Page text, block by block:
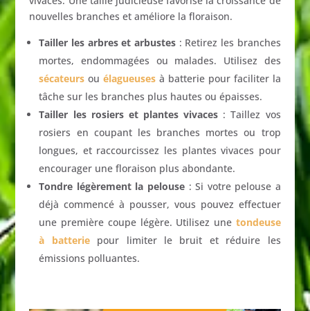
nouvelles branches et améliore la floraison.
Tailler les arbres et arbustes : Retirez les branches
mortes, endommagées ou malades. Utilisez des
sécateurs ouélagueuses à batterie pour faciliter la
tâche sur les branches plus hautes ou épaisses.
Tailler les rosiers et plantes vivaces : Taillez vos
rosiers en coupant les branches mortes ou trop
longues, et raccourcissez les plantes vivaces pour
encourager une floraison plus abondante.
Tondre légèrement la pelouse: Si votre pelouse a
déjà commencé à pousser, vous pouvez effectuer
une première coupe légère. Utilisez une tondeuse
à batteriepour limiter le bruit et réduire les
émissions polluantes.